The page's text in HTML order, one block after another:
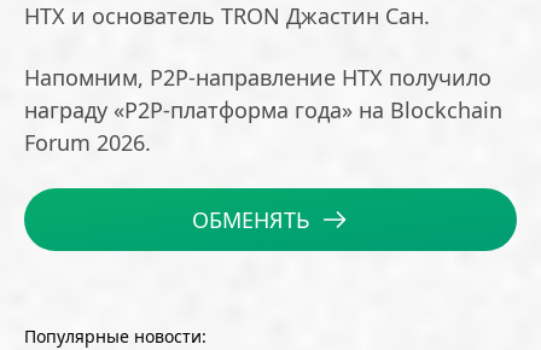
HTX и основатель TRON Джастин Сан.
Напомним, P2P-направление HTX получило
награду «P2P-платформа года» на Blockchain
Forum 2026.
ОБМЕНЯТЬ
Популярные новости: